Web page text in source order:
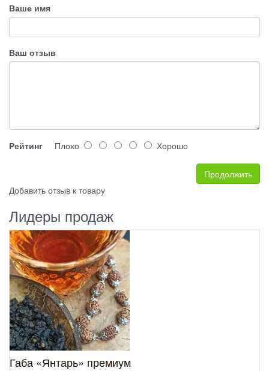
Ваше имя
Ваш отзыв
Рейтинг Плохо Хорошо
Продолжить
Добавить отзыв к товару
Лидеры продаж
Габа «Янтарь» премиум